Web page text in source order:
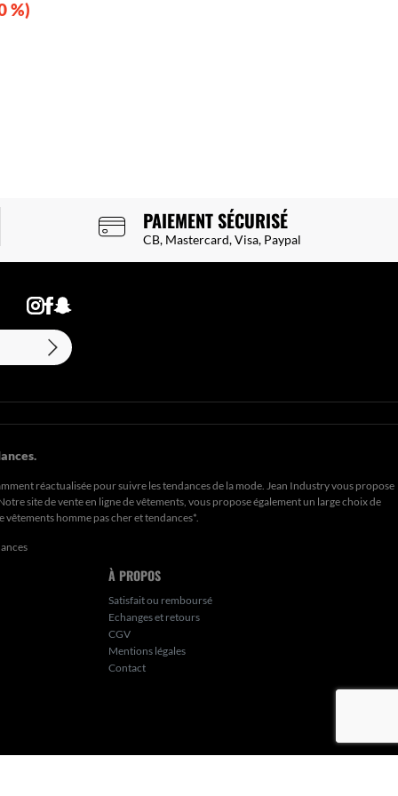
%
PAIEMENT SÉCURISÉ
CB, Mastercard, Visa, Paypal
réactualisée pour suivre les tendances de la mode. Jean Industry vous propose
site de vente en ligne de vêtements, vous propose également un large choix de
vêtements homme pas cher et tendances*.
À PROPOS
Satisfait ou remboursé
Echanges et retours
CGV
Mentions légales
Contact